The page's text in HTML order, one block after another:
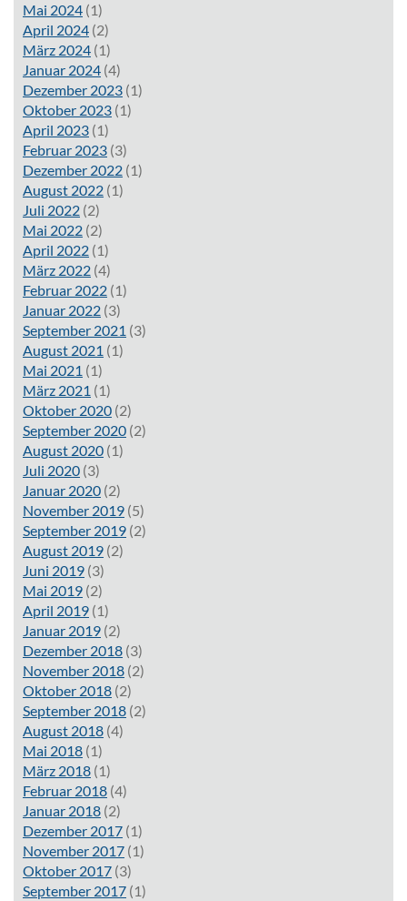
Mai 2024 (1)
April 2024 (2)
März 2024 (1)
Januar 2024 (4)
Dezember 2023 (1)
Oktober 2023 (1)
April 2023 (1)
Februar 2023 (3)
Dezember 2022 (1)
August 2022 (1)
Juli 2022 (2)
Mai 2022 (2)
April 2022 (1)
März 2022 (4)
Februar 2022 (1)
Januar 2022 (3)
September 2021 (3)
August 2021 (1)
Mai 2021 (1)
März 2021 (1)
Oktober 2020 (2)
September 2020 (2)
August 2020 (1)
Juli 2020 (3)
Januar 2020 (2)
November 2019 (5)
September 2019 (2)
August 2019 (2)
Juni 2019 (3)
Mai 2019 (2)
April 2019 (1)
Januar 2019 (2)
Dezember 2018 (3)
November 2018 (2)
Oktober 2018 (2)
September 2018 (2)
August 2018 (4)
Mai 2018 (1)
März 2018 (1)
Februar 2018 (4)
Januar 2018 (2)
Dezember 2017 (1)
November 2017 (1)
Oktober 2017 (3)
September 2017 (1)